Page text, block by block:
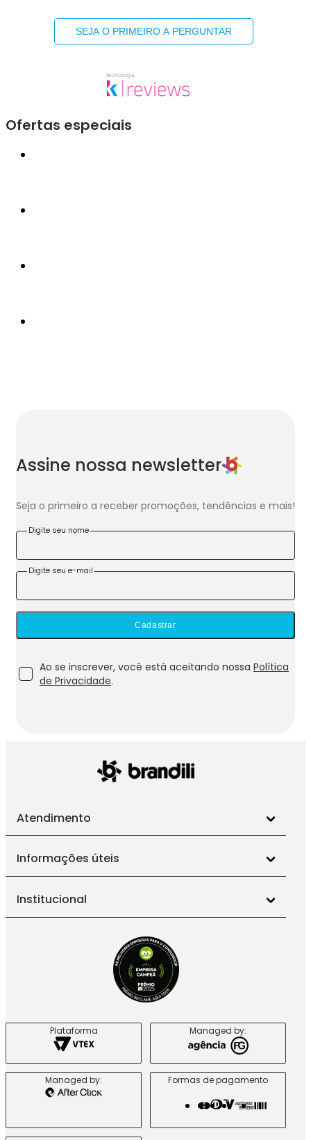
SEJA O PRIMEIRO A PERGUNTAR
Ofertas especiais
Assine nossa newsletter
Seja o primeiro a receber promoções, tendências e mais!
Digite seu nome
Digite seu e-mail
Cadastrar
Ao se inscrever, você está aceitando nossa Política
de Privacidade.
Atendimento
Informações úteis
Institucional
Plataforma Managed by:
Managed by: Formas de pagamento